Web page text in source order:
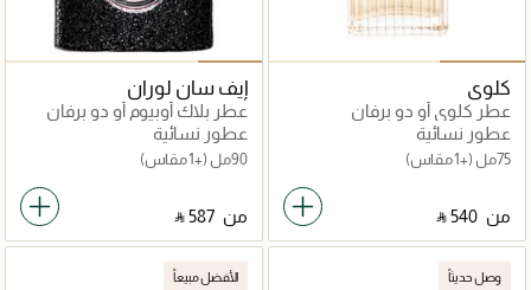
كلوي
عطر كلوي أو دو برفان
عطور نسائية
75مل (+1 مقاس)
من ‎ ⃁ ⁦540⁩ ‎
إيف سان لوران
عطر بلاك أوبيوم أو دو برفان
عطور نسائية
90مل (+1 مقاس)
من ‎ ⃁ ⁦587⁩ ‎
وصل حديثاً الأفضل مبيعاً